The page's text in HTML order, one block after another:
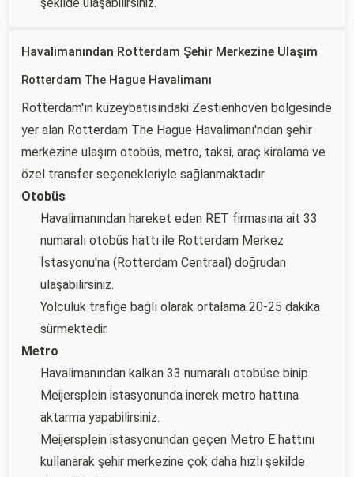
Havalimanından Rotterdam Şehir Merkezine Ulaşım
Rotterdam The Hague Havalimanı
Rotterdam'ın kuzeybatısındaki Zestienhoven bölgesinde
yer alan Rotterdam The Hague Havalimanı'ndan şehir
merkezine ulaşım otobüs, metro, taksi, araç kiralama ve
özel transfer seçenekleriyle sağlanmaktadır.
Otobüs
Havalimanından hareket eden RET firmasına ait 33
numaralı otobüs hattı ile Rotterdam Merkez
İstasyonu'na (Rotterdam Centraal) doğrudan
ulaşabilirsiniz.
Yolculuk trafiğe bağlı olarak ortalama 20-25 dakika
sürmektedir.
Metro
Havalimanından kalkan 33 numaralı otobüse binip
Meijersplein istasyonunda inerek metro hattına
aktarma yapabilirsiniz.
Meijersplein istasyonundan geçen Metro E hattını
kullanarak şehir merkezine çok daha hızlı şekilde